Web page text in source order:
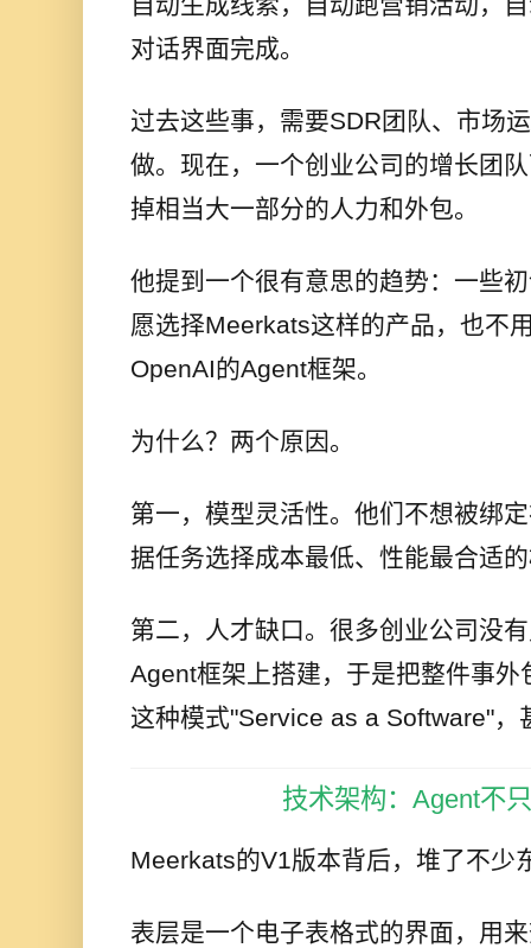
对话界面完成。
过去这些事，需要SDR团队、市场
做。现在，一个创业公司的增长团
掉相当大一部分的人力和外包。
他提到一个很有意思的趋势：一些
愿选择Meerkats这样的产品，也不
OpenAI的Agent框架。
为什么？两个原因。
第一，模型灵活性。他们不想被绑
据任务选择成本最低、性能最合适
第二，人才缺口。很多创业公司没
Agent框架上搭建，于是把整件事
这种模式"Service as a Software"，
技术架构：Agent不
Meerkats的V1版本背后，堆了不少
表层是一个电子表格式的界面，用